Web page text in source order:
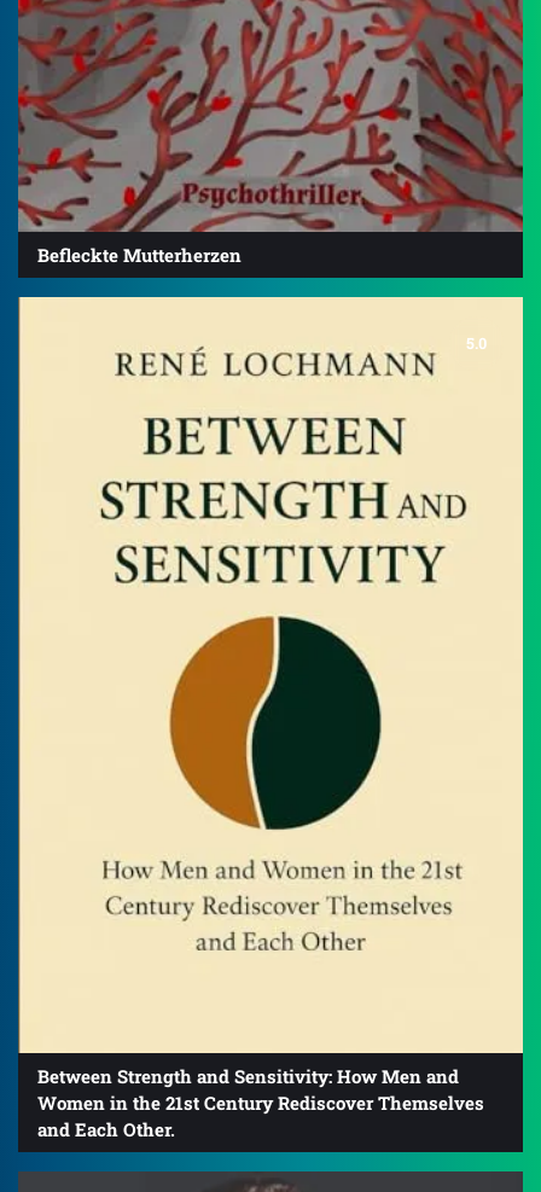
Befleckte Mutterherzen
5.0
Between Strength and Sensitivity: How Men and
Women in the 21st Century Rediscover Themselves
and Each Other.